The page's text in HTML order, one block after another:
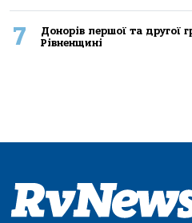
7
Донорів першої та другої
Рівненщині